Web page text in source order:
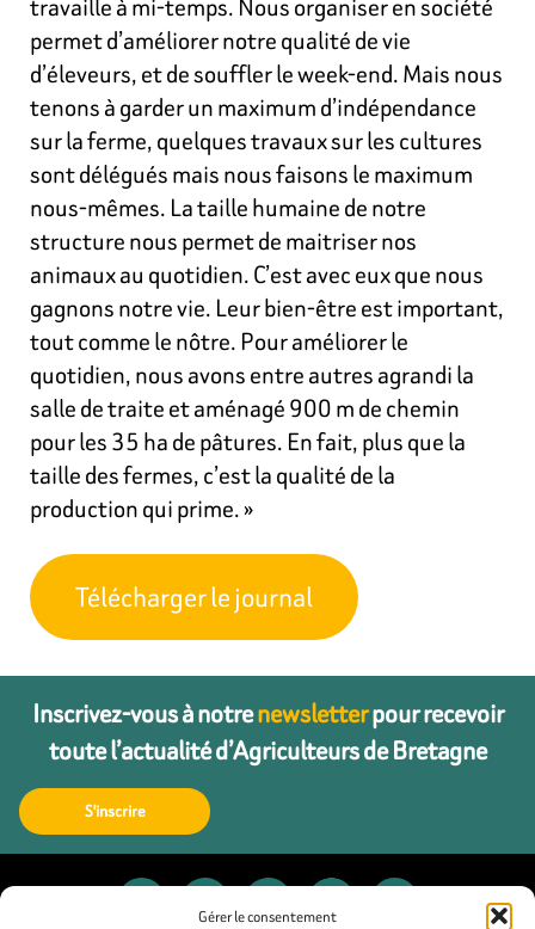
Gérer le consentement
permet d’améliorer notre qualité de vie
d’éleveurs, et de souffler le week-end. Mais nous
tenons à garder un maximum d’indépendance
sur la ferme, quelques travaux sur les cultures
sont délégués mais nous faisons le maximum
nous-mêmes. La taille humaine de notre
structure nous permet de maitriser nos
animaux au quotidien. C’est avec eux que nous
gagnons notre vie. Leur bien-être est important,
tout comme le nôtre. Pour améliorer le
quotidien, nous avons entre autres agrandi la
salle de traite et aménagé 900 m de chemin
pour les 35 ha de pâtures. En fait, plus que la
taille des fermes, c’est la qualité de la
production qui prime. »
Télécharger le journal
Inscrivez-vous à notrenewsletterpour recevoir
toute l’actualité d’Agriculteurs de Bretagne
S'inscrire